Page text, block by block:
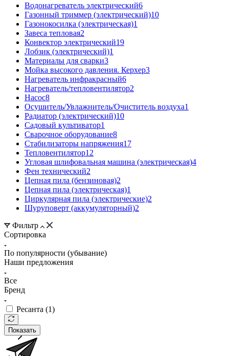
Водонагреватель электрический6
Газонный триммер (электрический)10
Газонокосилка (электрическая)1
Завеса тепловая2
Конвектор электрический19
Лобзик (электрический)1
Материалы для сварки3
Мойка высокого давления. Керхер3
Нагреватель инфракрасный6
Нагреватель/тепловентилятор2
Насос8
Осушитель/Увлажнитель/Очиститель воздуха1
Радиатор (электрический)10
Садовый культиватор1
Сварочное оборудование8
Стабилизаторы напряжения17
Тепловентилятор12
Угловая шлифовальная машина (электрическая)4
Фен технический2
Цепная пила (бензиновая)2
Цепная пила (электрическая)1
Циркулярная пила (электрические)2
Шуруповерт (аккумуляторный)2
Фильтр
Сортировка
По популярности (убывание)
Наши предложения
Все
Бренд
Ресанта (1)
Показать